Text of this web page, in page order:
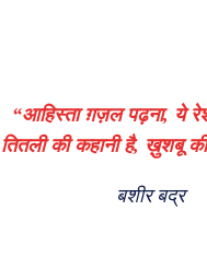
“आहिस्ता ग़ज़ल पढ़ना, ये
तितली की कहानी है, ख़ुशबू
बशीर बद्र